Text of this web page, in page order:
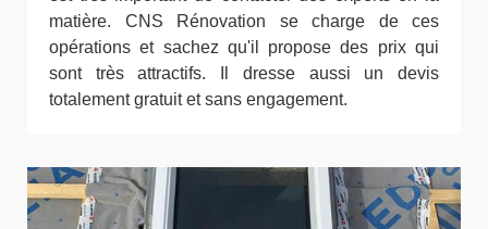
matière. CNS Rénovation se charge de ces
opérations et sachez qu'il propose des prix qui
sont très attractifs. Il dresse aussi un devis
totalement gratuit et sans engagement.